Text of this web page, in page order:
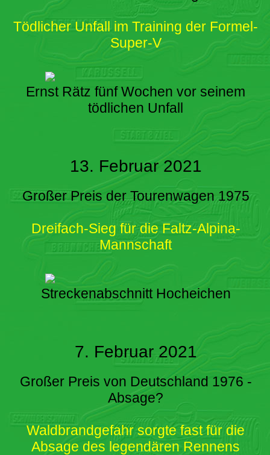
Tödlicher Unfall im Training der Formel-
Super-V
Ernst Rätz fünf Wochen vor seinem
tödlichen Unfall
13. Februar 2021
Großer Preis der Tourenwagen 1975
Dreifach-Sieg für die Faltz-Alpina-
Mannschaft
Streckenabschnitt Hocheichen
7. Februar 2021
Großer Preis von Deutschland 1976 -
Absage?
Waldbrandgefahr sorgte fast für die
Absage des legendären Rennens